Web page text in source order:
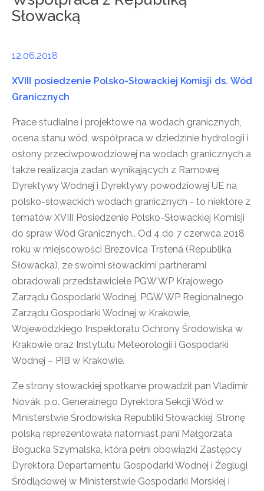
Słowacką
12.06.2018
XVIII posiedzenie Polsko-Słowackiej Komisji ds. Wód
Granicznych
Prace studialne i projektowe na wodach granicznych,
ocena stanu wód, współpraca w dziedzinie hydrologii i
osłony przeciwpowodziowej na wodach granicznych a
także realizacja zadań wynikających z Ramowej
Dyrektywy Wodnej i Dyrektywy powodziowej UE na
polsko-słowackich wodach granicznych - to niektóre z
tematów XVIII Posiedzenie Polsko-Słowackiej Komisji
do spraw Wód Granicznych.. Od 4 do 7 czerwca 2018
roku w miejscowości Brezovica Trstená (Republika
Słowacka), ze swoimi słowackimi partnerami
obradowali przedstawiciele PGW WP Krajowego
Zarządu Gospodarki Wodnej, PGW WP Regionalnego
Zarządu Gospodarki Wodnej w Krakowie,
Wojewódzkiego Inspektoratu Ochrony Środowiska w
Krakowie oraz Instytutu Meteorologii i Gospodarki
Wodnej – PIB w Krakowie.
Ze strony słowackiej spotkanie prowadził pan Vladimir
Novák, p.o. Generalnego Dyrektora Sekcji Wód w
Ministerstwie Środowiska Republiki Słowackiej. Stronę
polską reprezentowała natomiast pani Małgorzata
Bogucka Szymalska, która pełni obowiązki Zastępcy
Dyrektora Departamentu Gospodarki Wodnej i Żeglugi
Śródlądowej w Ministerstwie Gospodarki Morskiej i